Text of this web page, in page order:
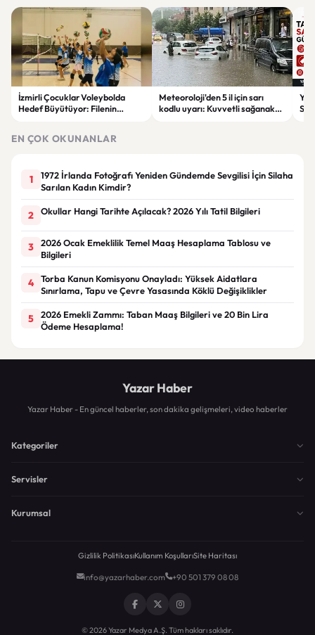
İzmirli Çocuklar Voleybolda
Hedef Büyütüyor: Filenin
Meteoroloji'den 5 il için sarı
kodlu uyarı: Kuvvetli sağanak
EN ÇOK OKUNANLAR
1
1972 İrlanda Fotoğrafı Yeniden Gündemde Sevgilisi İçin Silaha
Sarılan Kadın Kimdir?
2 Okullar Hangi Tarihte Açılacak? 2026 Yılı Tatil Bilgileri
3
2026 Ocak Emeklilik Temel Maaş Hesaplama Tablosu ve
Bilgileri
4
Torba Kanun Komisyonu Onayladı: Yüksek Aidatlara
Sınırlama, Tapu ve Çevre Yasasında Köklü Değişiklikler
5
2026 Emekli Zammı: Taban Maaş Bilgileri ve 20 Bin Lira
Ödeme Hesaplama!
Yazar Haber
Yazar Haber - En güncel haberler, son dakika gelişmeleri, video haberler
Kategoriler
Servisler
Kurumsal
Gizlilik PolitikasıKullanım KoşullarıSite Haritası
info@yazarhaber.com +90 501 379 08 08
© 2026 Yazar Medya A.Ş. Tüm hakları saklıdır.